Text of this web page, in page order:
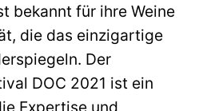
bekannt für ihre Weine
die das einzigartige
Der
DOC 2021 ist ein
Expertise und